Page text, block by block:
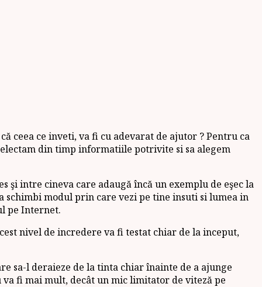
ceea ce inveti, va fi cu adevarat de ajutor ? Pentru ca
din timp informatiile potrivite si sa alegem
intre cineva care adaugă încă un exemplu de eşec la
modul prin care vezi pe tine insuti si lumea in
pe Internet.
nivel de incredere va fi testat chiar de la inceput,
sa-l deraieze de la tinta chiar înainte de a ajunge
va fi mai mult, decât un mic limitator de viteză pe